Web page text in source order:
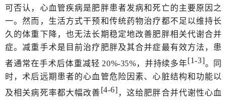
可否认，心血管疾病是肥胖患者发病和死亡的主要原因之
一。然而，生活方式干预和传统药物治疗都不足以维持长
久的体重下降，也无法长期稳定地改善肥胖相关代谢合并
症。减重手术是目前治疗肥胖及其合并症最有效方法，患
者通常在手术后体重减轻 20%-35%，并持续多年[1-3]。同
时，术后远期患者的心血管危险因素、心脏结构和功能以
及相关病死率都大幅改善[4-6]，这给肥胖合并代谢性心血